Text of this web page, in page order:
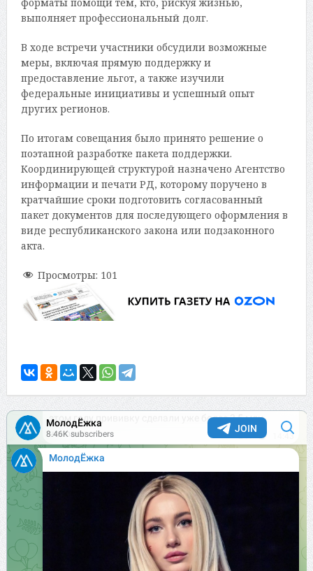
выполняет профессиональный долг.
В ходе встречи участники обсудили возможные
меры, включая прямую поддержку и
предоставление льгот, а также изучили
федеральные инициативы и успешный опыт
других регионов.
По итогам совещания было принято решение о
поэтапной разработке пакета поддержки.
Координирующей структурой назначено Агентство
информации и печати РД, которому поручено в
кратчайшие сроки подготовить согласованный
пакет документов для последующего оформления в
виде республиканского закона или подзаконного
акта.
Просмотры: 101